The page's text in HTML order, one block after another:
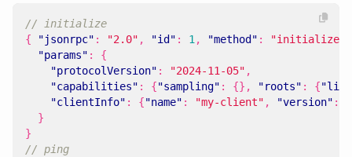
{
"jsonrpc" : "2.0" , "id" : 1 , "method" : "initialize"
"params" :
{
"protocolVersion" : "2024-11-05" ,
"capabilities" : {"sampling" : {}, "roots" : {
"clientInfo" : {"name" : "my-client" , "version" :
}
}